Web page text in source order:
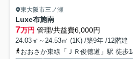
東大阪市三ノ瀬
Luxe布施南
7万円 管理/共益費6,000円
24.03㎡～24.53㎡ (1K) /築9年 /12階建
おおさか東線「ＪＲ俊徳道」駅 徒歩